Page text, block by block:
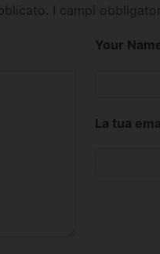
I campi
Your
La tua